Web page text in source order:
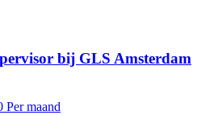
bij GLS Amsterdam
Per maand